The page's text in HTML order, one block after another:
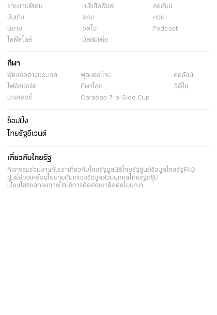
รายงานพิเศษ หนังสือพิมพ์
คอลัมน์
บันเทิง
ดวง
หวย
นิยาย
วิดีโอ
Podcast
ไลฟ์สไตล์
มัลติมีเดีย
กีฬา
ฟุตบอลต่่างประเทศ ฟุตบอลไทย
คอลัมน์
ไฟต์สปอร์ต
กีฬาโลก
วิดีโอ
แกลเลอรี่
Carabao 7-a-Side Cup
ช็อปปิ้ง
ไทยรัฐอีเวนต์
เกี่ยวกับไทยรัฐ
กิจกรรมร่วมงานกับเราเกี่ยวกับไทยรัฐมูลนิธิไทยรัฐศูนย์ข้อมูลไทยรัฐFAQ
ศูนย์ช่วยเหลือนโยบายคุ้มครองข้อมูลส่วนบุคคลไทยรัฐกรุ๊ป
เงื่อนไขข้อตกลงการใช้บริการติดต่อเราติดต่อโฆษณา